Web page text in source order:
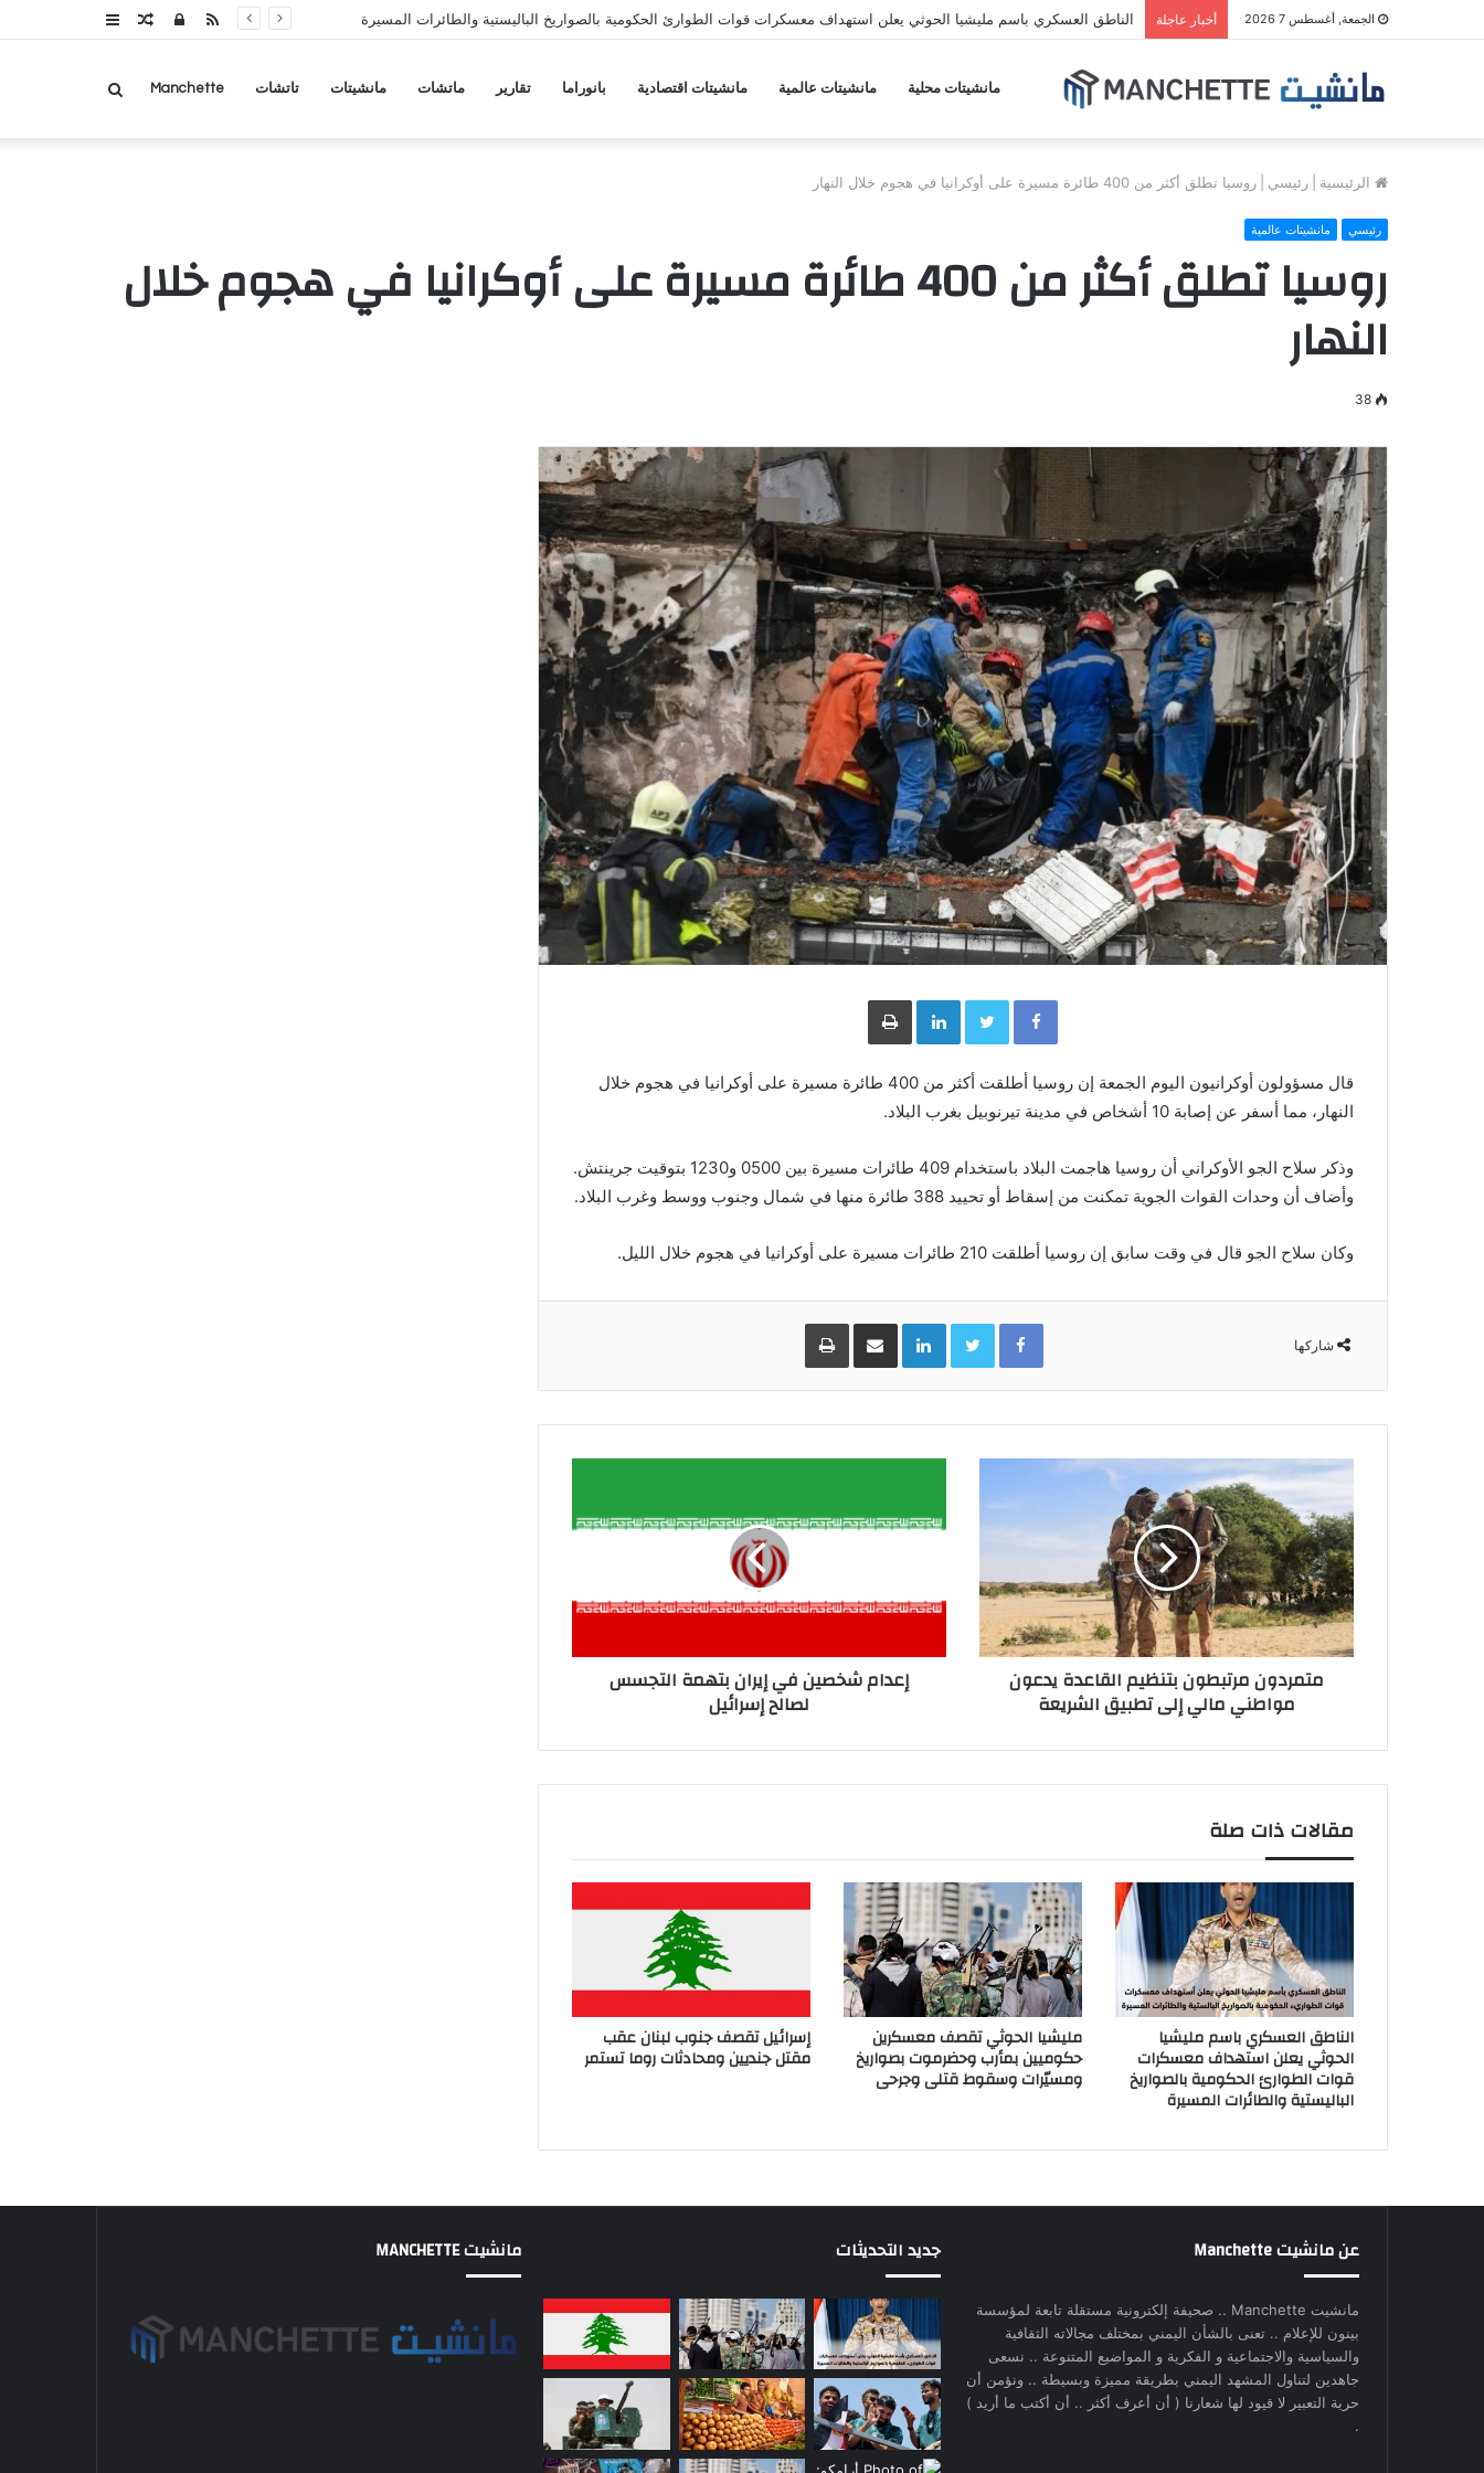
الجمعة, أغسطس 7 2026 أخبار عاجلة الناطق العسكري باسم مليشيا الحوثي يعلن استهداف معسكرات قوات الطوارئ الحكومية بالصواريخ الباليستية والطائرات المسيرة عمودمقالتسجيلRSS
مانشيتات محلية مانشيتات عالمية مانشيتات اقتصادية بانوراما تقارير ماتشات مانشيتات تاتشات Manchette بحث
الرئيسية رئيسي روسيا تطلق أكثر من 400 طائرة مسيرة على أوكرانيا في هجوم خلال النهار
رئيسي مانشيتات عالمية
روسيا تطلق أكثر من 400 طائرة مسيرة على أوكرانيا في هجوم خلال
النهار
38
Facebook
Twitter
LinkedInطباعة
قال مسؤولون أوكرانيون اليوم الجمعة إن روسيا أطلقت أكثر من 400 طائرة مسيرة على أوكرانيا في هجوم خلال
النهار، مما أسفر عن إصابة ‌10 أشخاص في مدينة تيرنوبيل بغرب البلاد.
وذكر سلاح الجو الأوكراني أن روسيا هاجمت البلاد باستخدام 409 طائرات مسيرة بين 0500 و1230 بتوقيت جرينتش.
وأضاف أن وحدات القوات الجوية تمكنت من إسقاط أو تحييد 388 طائرة منها ⁠في شمال وجنوب ووسط وغرب البلاد.
وكان سلاح الجو قال في وقت سابق إن روسيا أطلقت 210 طائرات مسيرة على أوكرانيا في هجوم خلال الليل.
شاركها
Facebook
Twitter
LinkedInمشاركة عبر البريد طباعة
متمردون مرتبطون بتنظيم القاعدة يدعون
مواطني مالي إلى تطبيق الشريعة
إعدام شخصين في إيران بتهمة التجسس
لصالح إسرائيل
مقالات ذات صلة
الناطق العسكري باسم مليشيا
الحوثي يعلن استهداف معسكرات
قوات الطوارئ الحكومية بالصواريخ
الباليستية والطائرات المسيرة
مليشيا الحوثي تقصف معسكرين
حكوميين بمأرب وحضرموت بصواريخ
ومسيّرات وسقوط قتلى وجرحى
إسرائيل تقصف جنوب لبنان عقب
مقتل جنديين ومحادثات روما تستمر
عن مانشيت Manchette
مانشيت Manchette .. صحيفة إلكترونية مستقلة تابعة لمؤسسة
بينون للإعلام .. تعنى بالشأن اليمني بمختلف مجالاته الثقافية
والسياسية والاجتماعية و الفكرية و المواضيع المتنوعة .. نسعى
جاهدين لتناول المشهد اليمني بطريقة مميزة وبسيطة .. ونؤمن أن
حرية التعبير لا قيود لها شعارنا ( أن أعرف أكثر .. أن أكتب ما أريد )
.
جديد التحديثات مانشيت MANCHETTE